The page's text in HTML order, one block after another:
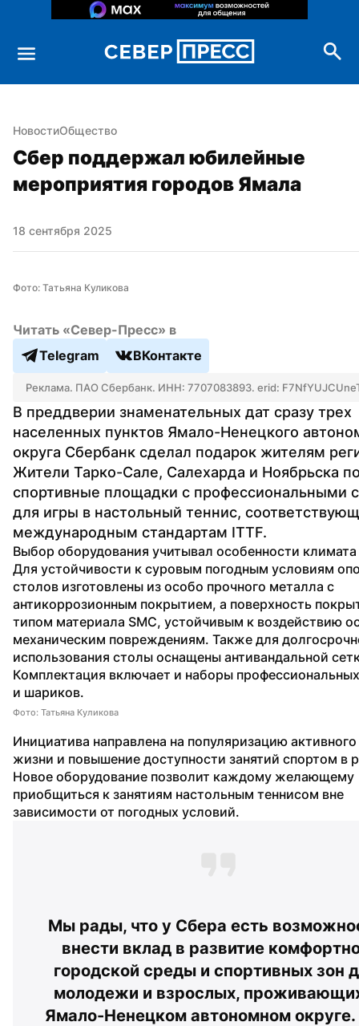
НовостиОбщество
Сбер поддержал юбилейные
мероприятия городов Ямала
18 сентября 2025
Фото: Татьяна Куликова
Читать «Север-Пресс» в
Telegram
ВКонтакте
Реклама. ПАО Сбербанк. ИНН: 7707083893. erid:
В преддверии знаменательных дат сразу трех
населенных пунктов Ямало-Ненецкого
округа Сбербанк сделал подарок жителям
Жители Тарко-Сале, Салехарда и Ноябрьска
спортивные площадки с профессиональными
для игры в настольный теннис,
международным стандартам ITTF.
Выбор оборудования учитывал особенности климата
Для устойчивости к суровым погодным условиям
столов изготовлены из особо прочного металла с
антикоррозионным покрытием, а поверхность
типом материала SMC, устойчивым к воздействию
механическим повреждениям. Также для
использования столы оснащены антивандальной
Комплектация включает и наборы
и шариков.
Фото: Татьяна Куликова
Инициатива направлена на популяризацию
жизни и повышение доступности занятий спортом в
Новое оборудование позволит каждому желающему
приобщиться к занятиям настольным теннисом вне
зависимости от погодных условий.
Мы рады, что у Сбера есть
внести вклад в развитие
городской среды и спортивных зон
молодежи и взрослых,
Ямало-Ненецком автономном